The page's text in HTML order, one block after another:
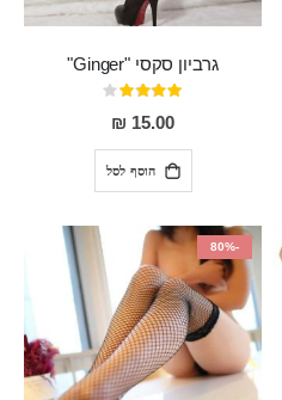
גרביון סקסי "Ginger"
דירוג:
80%
15.00 ₪
הוסף לסל
-80%